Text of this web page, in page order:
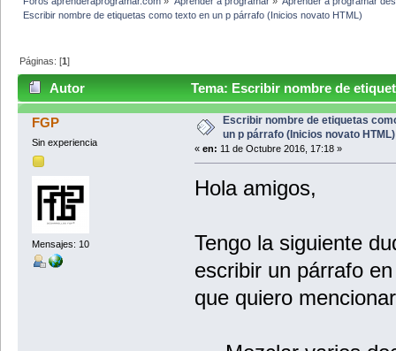
Escribir nombre de etiquetas como texto en un p párrafo (Inicios novato HTML)
Páginas: [1]
Autor
Tema: Escribir nombre de
HTML) (Leído 3650 veces)
FGP
Sin experiencia
Mensajes: 10
Escribir nombre de etiquetas
un p párrafo (Inicios novato HTML)
« en: 11 de Octubre 2016, 17:18 »
Hola amigos,
Tengo la siguiente
escribir un párrafo
que quiero